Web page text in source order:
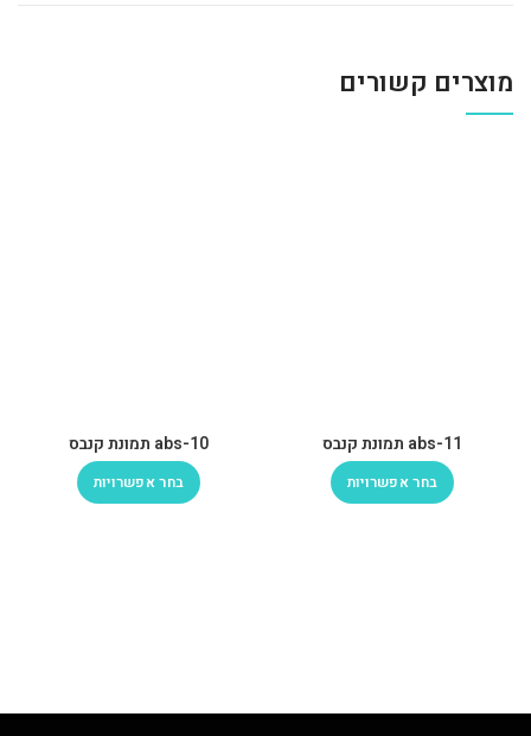
מוצרים קשורים
abs-11 תמונת קנבס
בחר אפשרויות
abs-10 תמונת קנבס
בחר אפשרויות